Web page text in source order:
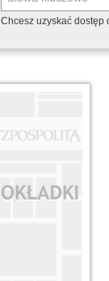
Chcesz uzyskać dostęp